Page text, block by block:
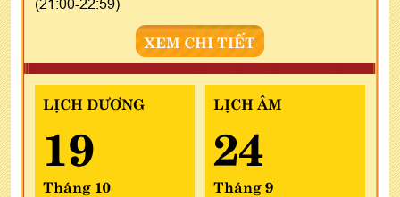
(21:00-22:59)
XEM CHI TIẾT
LỊCH DƯƠNG
19
Tháng 10
LỊCH ÂM
24
Tháng 9